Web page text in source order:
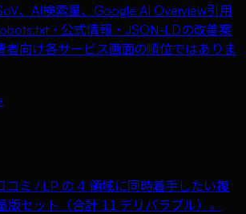
、AI検索量、Google AI Overview引用
・公式情報・JSON-LDの改善案
者向け各サービス画面の順位ではありま
コミ / LP の 4 領域に同時着手したい複
版セット（合計 11 デリバラブル）。